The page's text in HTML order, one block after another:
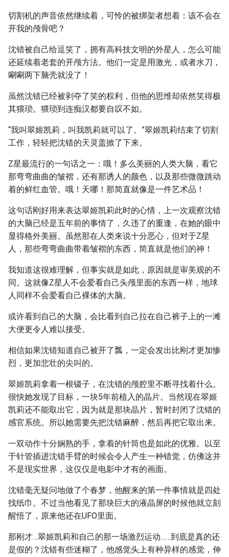
切割机的声音依然继续着，可怜的被绑架者想着：该不会在
开我的颅骨吧？
沈错被自己给逗笑了，拥有高科技文明的外星人，怎么可能
还延续着老套的开颅方法。他们一定是用激光，或者水刀，
唰唰两下脑壳就没了！
虽然沈错已经被剥夺了笑的权利，但他的思维却依然笑得极
其猥琐。猥琐到连痴汉都要自叹不如。
“我叫翠姬凯莉，叫我凯莉就可以了。”翠姬凯莉结束了切割
工作，轻轻把沈错的天灵盖掀了下来。
Z星最流行的一句话之一：哦！多么美丽的人类大脑，看它
那弯弯曲曲的皱褶，还有那诱人的颜色，以及那些微微跳动
着的鲜红血管。哦！天哪！那简直就像是一件艺术品！
这句话刚好用来表达翠姬凯莉此时的心情，上一次观察沈错
的大脑已经是五年前的事情了，久违了的重逢，在她的眼中
显得格外美丽。虽然那在人类来说十分恶心，但对于Z星
人，那些弯弯曲曲带着皱褶的东西，简直就是他们的神！
我知道这很难理解，但事实就是如此，原因就是审美观的不
同。这就像Z星人不会爱看自己头颅里面的东西一样，地球
人同样不会爱看自己裸体的大脑。
或许看到自己的大脑，会比看到自己拉在自己裤子上的一滩
大便更令人难以接受。
相信如果沈错知道自己被开了瓢，一定会发出比刚才更加惨
烈，更加悲壮的尖叫的。
翠姬凯莉拿着一根镊子，在沈错的颅腔里不断寻找着什么。
很快她发现了目标，一块5年前植入的晶片。当然现在翠姬
凯莉还不能取出它，因为就是那块晶片，暂时封闭了沈错的
感官系统。所以她需要先把沈错麻醉，然后再把它取出来。
一双动作十分娴熟的手，拿着的针筒也是如此的优雅。以至
于针管插进沈错手臂的时候会令人产生一种错觉，仿佛这并
不是现实世界，这仅仅是电影中才有的画面。
沈错毫无疑问地做了个春梦，他醒来的第一件事情就是四处
找纸巾。不过当他看见了那块巨大的液晶屏的时候他就立刻
醒悟了，原来他还在UFO里面。
那刚才…翠姬凯莉和自己的那一场激烈运动……到底是真的还
是假的？沈错有些迷糊了，他感觉头上有种异样的感觉，伸